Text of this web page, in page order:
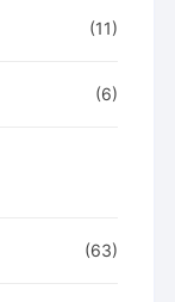
(11)
(6)
(63)